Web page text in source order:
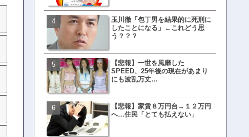
玉川徹「包丁男を結果的に死刑に
したことになる」←これどう思
う？？？
【悲報】一世を風靡した
SPEED、25年後の現在があまり
にも波乱万丈…
【悲報】家賃８万円台→１２万円
へ…住民「とても払えない」
文春、沖縄問題の"触れては
ない話"を暴露してしまうｗ
ランサムウェア攻撃を受け
レイ、わずか10日で復旧し
福岡テレビ局にとんでもな
アナが入社してしまうｗｗｗ